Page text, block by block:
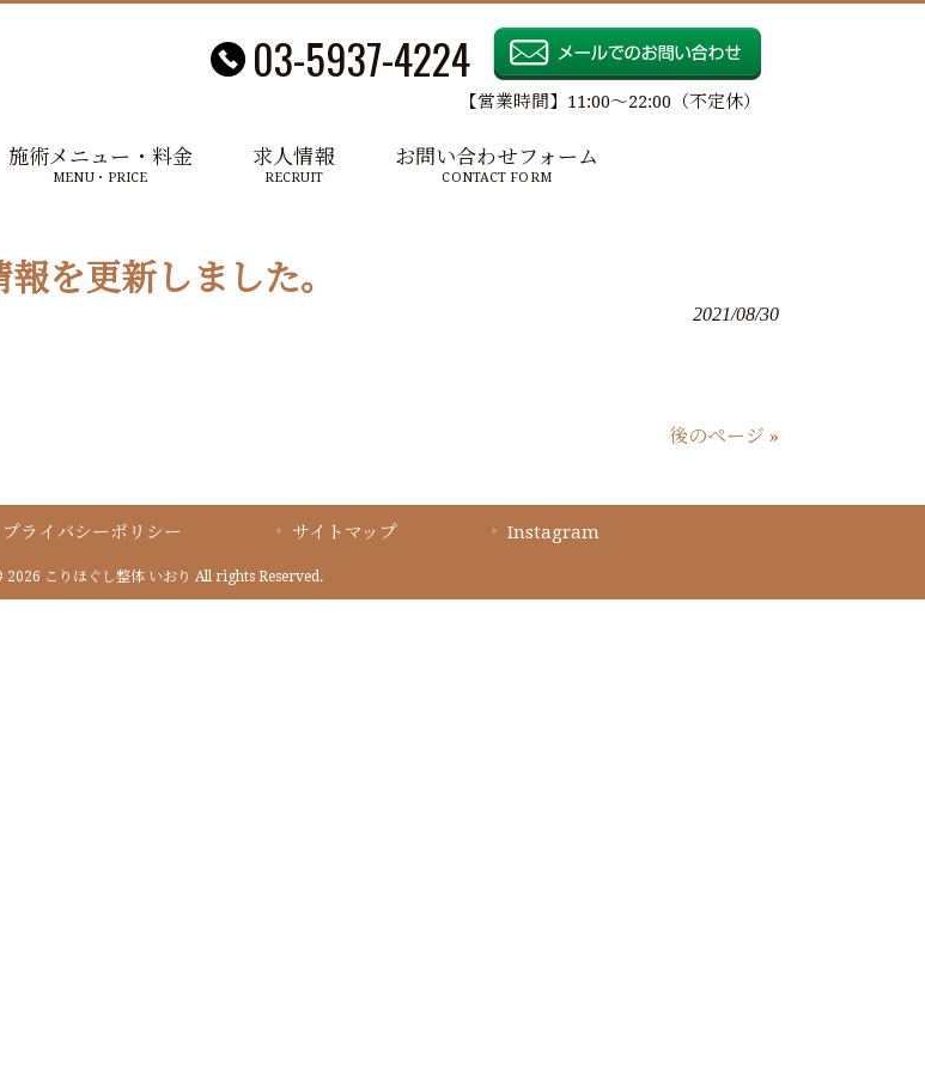
03-5937-4224
【営業時間】11:00～22:00（不定休）
施術メニュー・料金
MENU・PRICE
求人情報
RECRUIT
お問い合わせフォーム
CONTACT FORM
を更新しました。
2021/08/30
後のページ »
プライバシーポリシー サイトマップ Instagram
こりほぐし整体 いおり All rights Reserved.